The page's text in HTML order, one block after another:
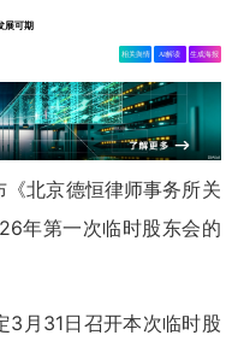
展可期
相关舆情 AI解读 生成海报
北京德恒律师事务所关
年第一次临时股东会的
3月31日召开本次临时股